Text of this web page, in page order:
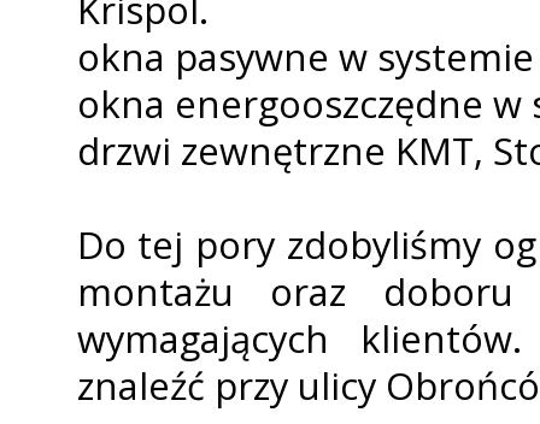
Krispol.
okna pasywne w
okna energooszczędne
drzwi zewnętrzne KMT,
Do tej pory zdobyliśmy
montażu oraz
wymagających
znaleźć przy ulicy